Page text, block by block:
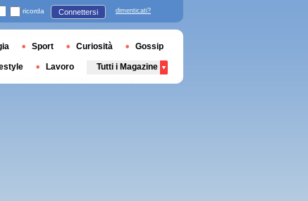
ricorda Connettersi dimenticati?
Sport Curiosità Gossip
Lavoro Tutti i Magazine